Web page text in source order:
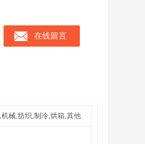
在线留言
械,纺织,制冷,烘箱,其他